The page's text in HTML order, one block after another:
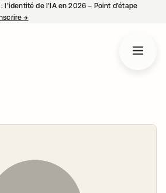
l’identité de l’IA en 2026 – Point d’étape
→